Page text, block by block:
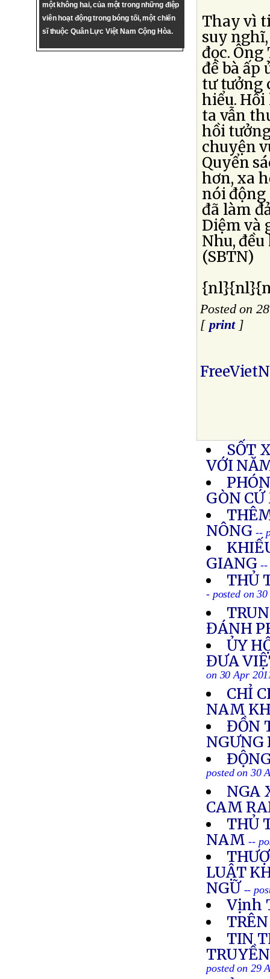
một không hai, của một trong những điệp
viên hoạt động trong bóng tối, một chiến
sĩ thuộc Quân Lực Việt Nam Cộng Hòa.
Thay vì
suy
đọc.
đề bà ấp
tư tưởng
hiểu.
ta vẫn
hồi
chuyện
Quyển
hơn, xa
nói động
đã làm
Diệm và
Nhu,
(SBTN)
Posted on
[ print]
SỐT
VỚI
GÒN
NÔNG --
GIANG --
THỦ
- posted on
ĐÁNH
ỦY
ĐƯA
on 30 Apr
CHỈ
NAM
ĐỒN
posted on 30
NGA
CAM
THỦ
NAM--
LUẬT
NGỮ --
Vịnh
TIN
posted on 29